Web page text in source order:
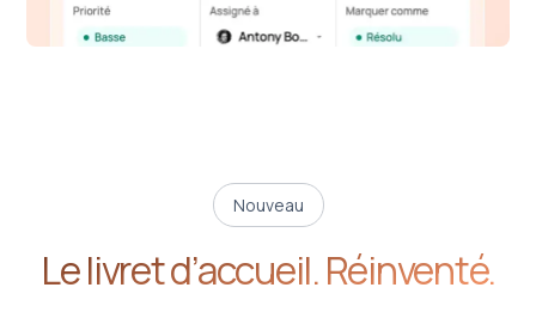
Nouveau
Le livret d’accueil. Réinventé.